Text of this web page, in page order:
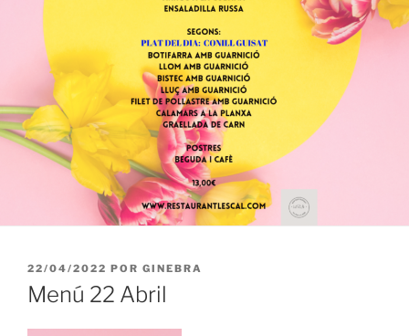
PUBLICADO
EL
22/04/2022 POR GINEBRA
Menú 22 Abril